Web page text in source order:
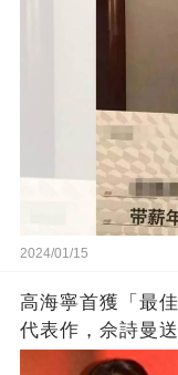
2024/01/15
高海寧首獲「最
代表作，佘詩曼